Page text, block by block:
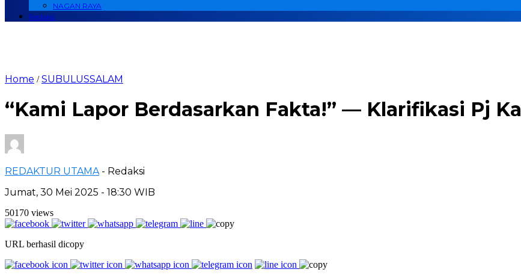
NAGAN RAYA
Redaksi
Home /SUBULUSSALAM
“Kami Lapor Berdasarkan Fakta!” — Klarifikasi Pj
REDAKTUR UTAMA - Redaksi
Jumat, 30 Mei 2025 - 18:30 WIB
50170 views
URL berhasil dicopy